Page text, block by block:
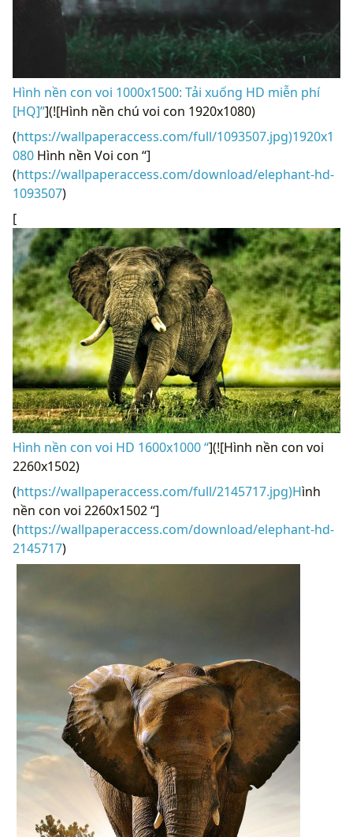
Hình nền con voi 1000x1500: Tải xuống HD miễn phí
[HQ]”](![Hình nền chú voi con 1920x1080)
(https://wallpaperaccess.com/full/1093507.jpg)1920x1
080 Hình nền Voi con “]
(https://wallpaperaccess.com/download/elephant-hd-
1093507)
[
Hình nền con voi HD 1600x1000 “](![Hình nền con voi
2260x1502)
(https://wallpaperaccess.com/full/2145717.jpg)Hình
nền con voi 2260x1502 “]
(https://wallpaperaccess.com/download/elephant-hd-
2145717)